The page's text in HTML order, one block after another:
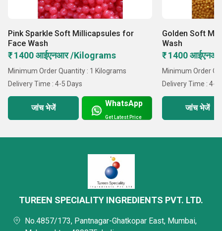
Pink Sparkle Soft Millicapsules for
Face Wash
₹ 1400 आईएनआर /Kilograms
Minimum Order Quantity : 1 Kilograms
Delivery Time : 4-5 Days
जांच भेजें WhatsApp
Get Latest Price
Golden Soft
Wash
₹ 1400
Minimum Order
Delivery Time : 4-5
जांच भेजें
TUREEN SPECIALITY INGREDIENTS PVT. LTD.
No.4857/173, Pantnagar-Ghatkopar East, Mumbai,